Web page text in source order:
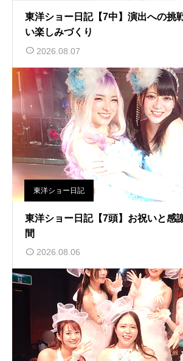
東洋ショー日記【7中】演出への挑
い楽しみづくり
2026.08.07
東洋ショー日記
東洋ショー日記【7頭】お祝いと感
間
2026.08.06